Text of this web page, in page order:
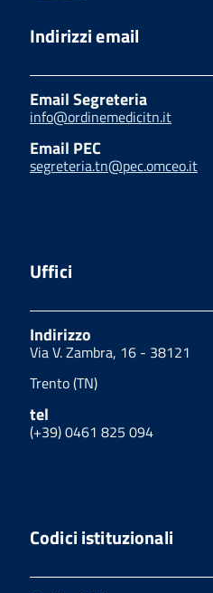
Indirizzi email
Email Segreteria
info@ordinemedicitn.it
Email PEC
segreteria.tn@pec.omceo.it
Uffici
Indirizzo
Via V. Zambra, 16 - 38121
Trento (TN)
tel
(+39) 0461 825 094
Codici istituzionali